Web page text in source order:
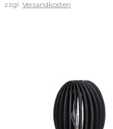
zzgl. Versandkosten